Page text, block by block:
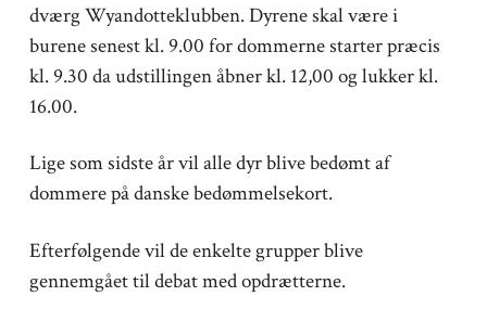
dværg Wyandotteklubben. Dyrene skal være i
burene senest kl. 9.00 for dommerne starter præcis
kl. 9.30 da udstillingen åbner kl. 12,00 og lukker kl.
16.00.
Lige som sidste år vil alle dyr blive bedømt af
dommere på danske bedømmelsekort.
Efterfølgende vil de enkelte grupper blive
gennemgået til debat med opdrætterne.